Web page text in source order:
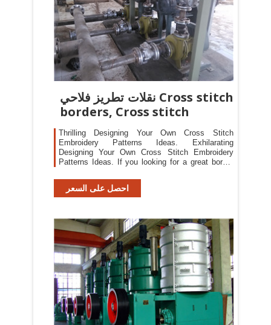
نقلات تطريز فلاحي Cross stitch
borders, Cross stitch
Thrilling Designing Your Own Cross Stitch
Embroidery Patterns Ideas. Exhilarating
Designing Your Own Cross Stitch Embroidery
Patterns Ideas. If you looking for a great border
this interesting pattern out.
احصل على السعر